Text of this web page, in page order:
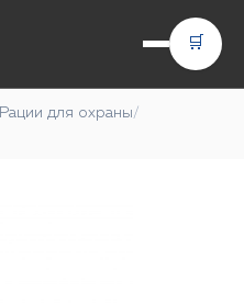
🛒
Рации для охраны/